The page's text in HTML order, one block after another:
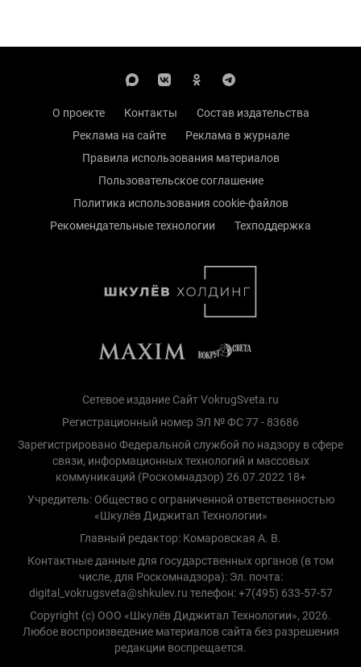
О проекте Контакты
Состав издательства
Реклама на сайте
Реклама в журнале
Правила использования материалов
Пользовательское соглашение
Политика использования cookie-файлов
Рекомендательные технологии
Техподдержка
Сетевое издание Сайт VokrugSveta.ru
Регистрационный номер ЭЛ № ФС 77 - 83686
Зарегистрировано Федеральной службой по надзору в сфере
связи, информационных технологий и массовых
коммуникаций (Роскомнадзор) 26.07.2022 18+
Учредитель: Общество с ограниченной ответственностью
«Шкулёв Диджитал Технологии»
Главный редактор: Комаровская А. В.
Контактные данные для государственных органов (в том
числе, для Роскомнадзора): Эл. почта:
digital_vokrugsveta@shkulev.ru телефон: +7(495) 633-57-57
Copyright (с) ООО «Шкулёв Диджитал Технологии», 2026.
Любое воспроизведение материалов сайта без разрешения
редакции воспрещается.